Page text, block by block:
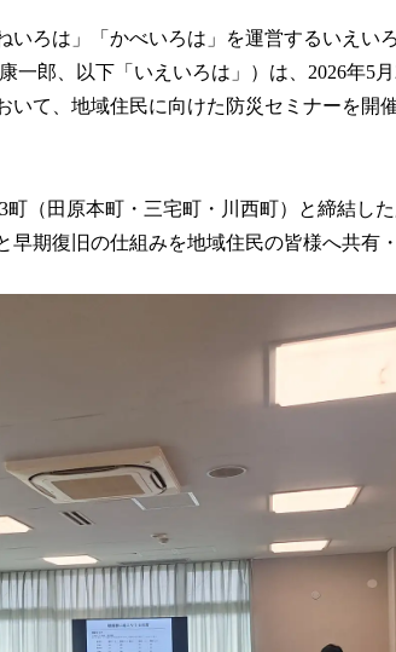
！
数
を
み
中
で
いろは」「かべいろは」を運営するいえい
一郎、以下「いえいろは」）は、2026年5月
て、地域住民に向けた防災セミナーを開
（田原本町・三宅町・川西町）と締結し
早期復旧の仕組みを地域住民の皆様へ共有